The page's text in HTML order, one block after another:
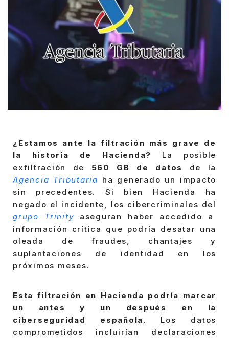
¿Estamos ante la filtración más grave de
la historia de Hacienda?
La posible
exfiltración de
560 GB de datos
de la
Agencia Tributaria ha generado un impacto
sin precedentes. Si bien Hacienda ha
negado el incidente, los cibercriminales del
grupo Trinity aseguran haber accedido a
información crítica que podría desatar una
oleada de fraudes, chantajes y
suplantaciones de identidad en los
próximos meses.
Esta filtración en Hacienda podría marcar
un antes y un después en la
ciberseguridad española. Los datos
comprometidos incluirían declaraciones